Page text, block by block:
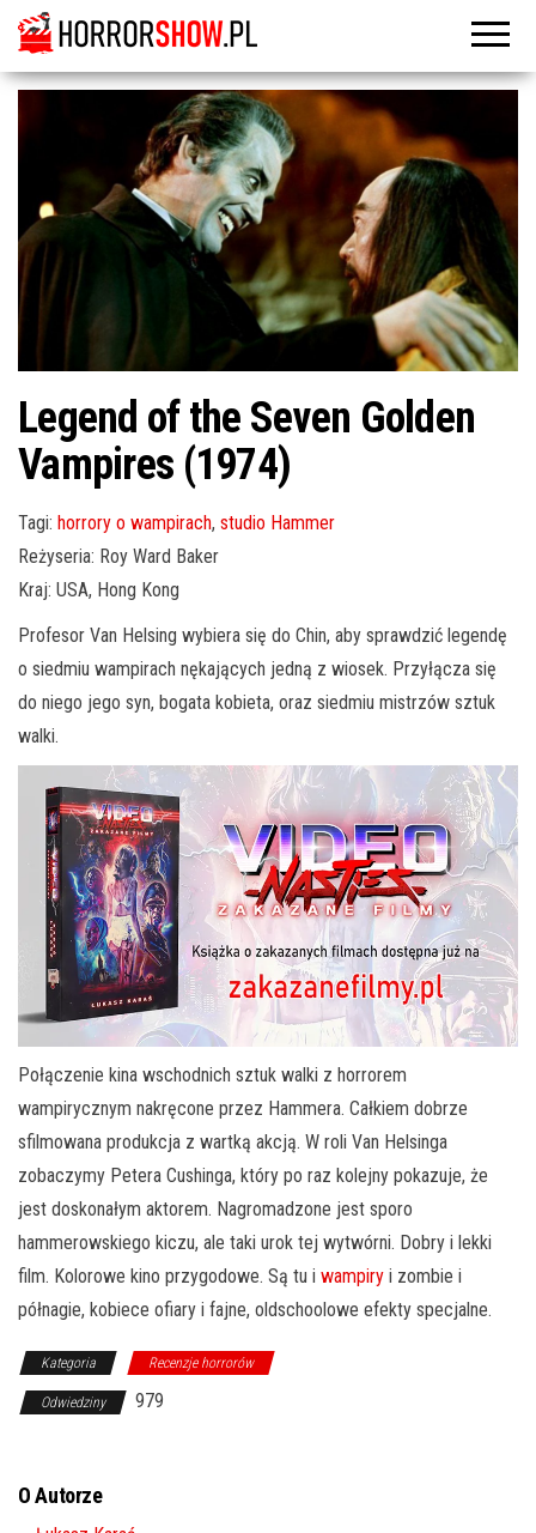
Legend of the Seven Golden
Vampires (1974)
Tagi: horrory o wampirach, studio Hammer
Reżyseria: Roy Ward Baker
Kraj: USA, Hong Kong
Profesor Van Helsing wybiera się do Chin, aby sprawdzić legendę
o siedmiu wampirach nękających jedną z wiosek. Przyłącza się
do niego jego syn, bogata kobieta, oraz siedmiu mistrzów sztuk
walki.
Połączenie kina wschodnich sztuk walki z horrorem
wampirycznym nakręcone przez Hammera. Całkiem dobrze
sfilmowana produkcja z wartką akcją. W roli Van Helsinga
zobaczymy Petera Cushinga, który po raz kolejny pokazuje, że
jest doskonałym aktorem. Nagromadzone jest sporo
hammerowskiego kiczu, ale taki urok tej wytwórni. Dobry i lekki
film. Kolorowe kino przygodowe. Są tu i wampiry i zombie i
półnagie, kobiece ofiary i fajne, oldschoolowe efekty specjalne.
Kategoria Recenzje horrorów
Odwiedziny 979
O Autorze